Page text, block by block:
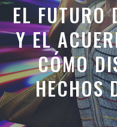
EL FUTURO
Y EL
CÓMO
HECHOS